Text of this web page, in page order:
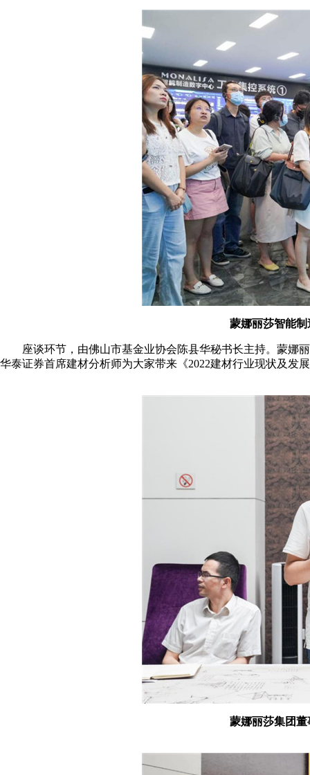
蒙娜丽莎智能
座谈环节，由佛山市基金业协会陈县华秘书长主持。蒙娜丽
华泰证券首席建材分析师为大家带来《2022建材行业现状及发
蒙娜丽莎集团